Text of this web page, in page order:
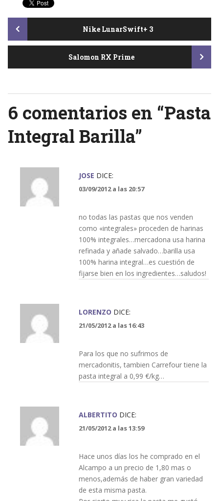
Post
navigation
Nike LunarSwift+ 3
Salomon RX Prime
6 comentarios en “Pasta
Integral Barilla”
JOSE DICE:
03/09/2012 a las 20:57
no todas las pastas que nos venden
como «integrales» proceden de harinas
100% integrales…mercadona usa harina
refinada y añade salvado…barilla usa
100% harina integral…es cuestión de
fijarse bien en los ingredientes…saludos!
LORENZO DICE:
21/05/2012 a las 16:43
Para los que no sufrimos de
mercadonitis, tambien Carrefour tiene la
pasta integral a 0,99 €/kg…
ALBERTITO DICE:
21/05/2012 a las 13:59
Hace unos días los he comprado en el
Alcampo a un precio de 1,80 mas o
menos,además de haber gran variedad
de esta misma pasta.